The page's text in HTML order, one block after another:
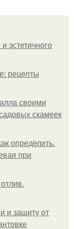
эстетичного
рецепты
своими
скамеек
определить.
при
и защиту от